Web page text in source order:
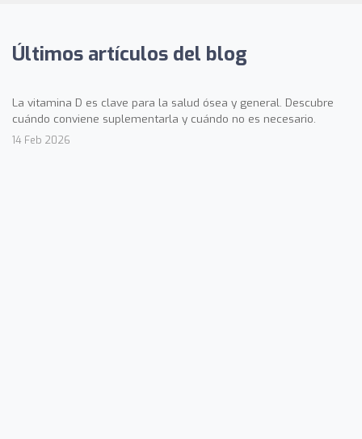
Últimos artículos del blog
La vitamina D es clave para la salud ósea y general. Descubre
cuándo conviene suplementarla y cuándo no es necesario.
14 Feb 2026